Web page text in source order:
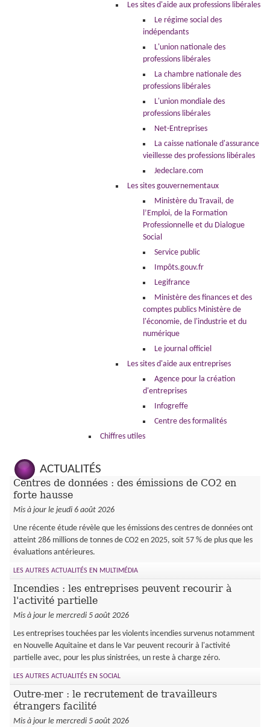
Les sites d'aide aux professions libérales
Le régime social des
indépendants
L'union nationale des
professions libérales
La chambre nationale des
professions libérales
L'union mondiale des
professions libérales
Net-Entreprises
La caisse nationale d'assurance
vieillesse des professions libérales
Jedeclare.com
Les sites gouvernementaux
Ministère du Travail, de
l’Emploi, de la Formation
Professionnelle et du Dialogue
Social
Service public
Impôts.gouv.fr
Legifrance
Ministère des finances et des
comptes publics Ministère de
l'économie, de l'industrie et du
numérique
Le journal officiel
Les sites d'aide aux entreprises
Agence pour la création
d'entreprises
Infogreffe
Centre des formalités
Chiffres utiles
ACTUALITÉS
Centres de données : des émissions de CO2 en
forte hausse
Mis à jour le jeudi 6 août 2026
Une récente étude révèle que les émissions des centres de données ont
atteint 286 millions de tonnes de CO2 en 2025, soit 57 % de plus que les
évaluations antérieures.
LES AUTRES ACTUALITÉS EN MULTIMÉDIA
Incendies : les entreprises peuvent recourir à
l'activité partielle
Mis à jour le mercredi 5 août 2026
Les entreprises touchées par les violents incendies survenus notamment
en Nouvelle Aquitaine et dans le Var peuvent recourir à l'activité
partielle avec, pour les plus sinistrées, un reste à charge zéro.
LES AUTRES ACTUALITÉS EN SOCIAL
Outre-mer : le recrutement de travailleurs
étrangers facilité
Mis à jour le mercredi 5 août 2026